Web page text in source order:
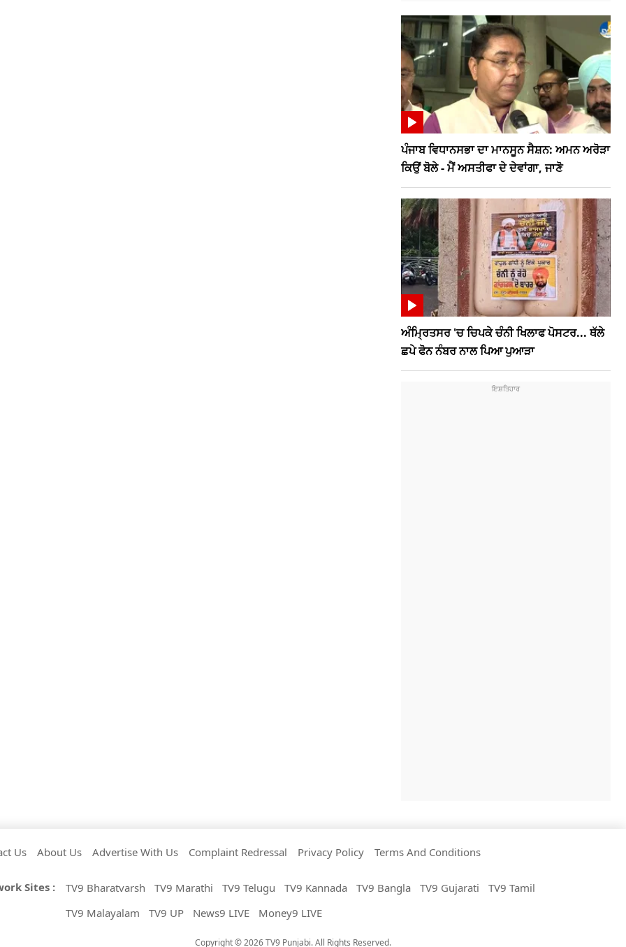
ਪੰਜਾਬ ਵਿਧਾਨਸਭਾ ਦਾ ਮਾਨਸੂਨ ਸੈਸ਼ਨ: ਅਮਨ ਅਰੋੜਾ
ਕਿਉਂ ਬੋਲੇ - ਮੈਂ ਅਸਤੀਫਾ ਦੇ ਦੇਵਾਂਗਾ, ਜਾਣੋ
ਅੰਮ੍ਰਿਤਸਰ 'ਚ ਚਿਪਕੇ ਚੰਨੀ ਖਿਲਾਫ ਪੋਸਟਰ... ਥੱਲੇ
ਛਪੇ ਫੋਨ ਨੰਬਰ ਨਾਲ ਪਿਆ ਪੁਆੜਾ
Us About Us Advertise With Us Complaint Redressal Privacy Policy Terms And Conditions
Sites : TV9 Bharatvarsh TV9 Marathi TV9 Telugu TV9 Kannada TV9 Bangla TV9 Gujarati
TV9 Tamil
TV9 Malayalam
TV9 UP News9 LIVE Money9 LIVE
Copyright © 2026 TV9 Punjabi. All Rights Reserved.